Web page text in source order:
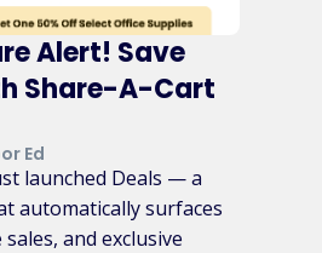
Alert! Save
Share-A-Cart
Ed
launched Deals — a
automatically surfaces
and exclusive